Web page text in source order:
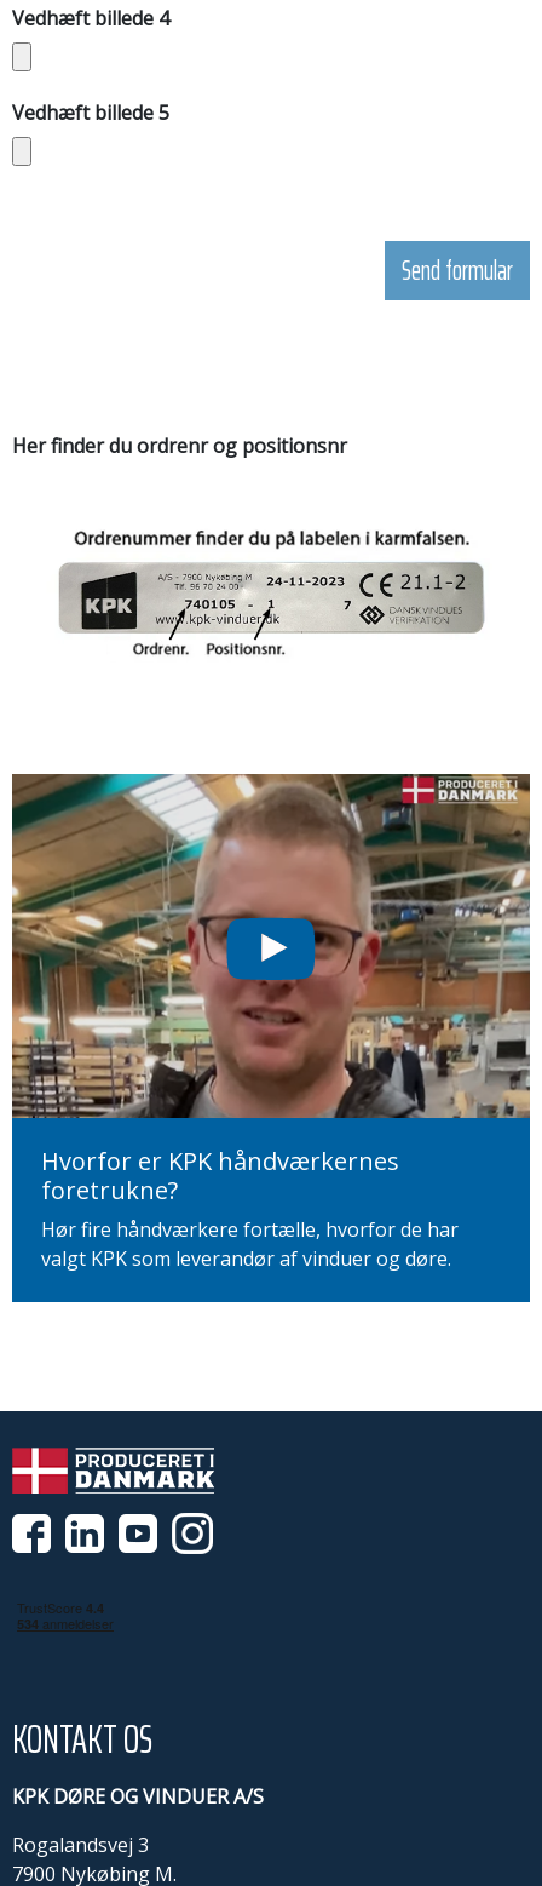
Vedhæft billede 4
Vedhæft billede 5
Her finder du ordrenr og positionsnr
Hvorfor er KPK håndværkernes
foretrukne?
Hør fire håndværkere fortælle, hvorfor de har
valgt KPK som leverandør af vinduer og døre.
KONTAKT OS
KPK DØRE OG VINDUER A/S
Rogalandsvej 3
7900 Nykøbing M.